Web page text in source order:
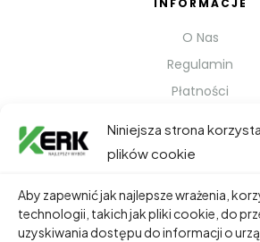
Niniejsza strona
plików cookie
Aby zapewnić jak najlepsze wrażenia,
technologii, takich jak pliki cookie, do
uzyskiwania dostępu do informacji o
INFORMACJE
O Nas
Regulamin
Płatności
TWOJE KONTO